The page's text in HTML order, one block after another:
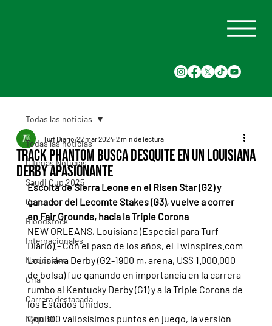
Todas las noticias
Últimas Noticias
Saudi Cup 2025
Carreras
Bloodstock
Internacionales
Nacionales
Cria
Carrera destacada
Nyquist
Todas las noticias
Track Phantom busca desquite en un Louisiana
Derby apasionante
Turf Diario 22 mar 2024 2 min de lectura
Escolta de Sierra Leone en el Risen Star (G2) y
ganador del Lecomte Stakes (G3), vuelve a correr
en Fair Grounds, hacia la Triple Corona
NEW ORLEANS, Louisiana (Especial para Turf
Diario).- Con el paso de los años, el Twinspires.com
Louisiana Derby (G2-1900 m, arena, US$ 1.000.000
de bolsa) fue ganando en importancia en la carrera
rumbo al Kentucky Derby (G1) y a la Triple Corona de
los Estados Unidos.
Con 100 valiosísimos puntos en juego, la versión